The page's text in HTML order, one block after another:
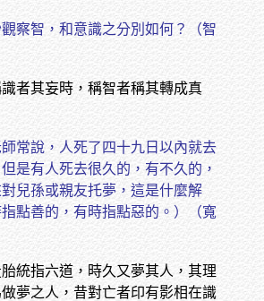
察智，和意識之分別如何？（智
者其妄時，稱智者稱其轉成真
師常說，人死了四十九日以內就去
是有人死去很久的，有不久的，
兒孫或親友托夢，這是什麼解
點善的，有時指點惡的。）（寬
統指六道，時久又夢其人，其理
夢之人，昔對亡者印有影相在識